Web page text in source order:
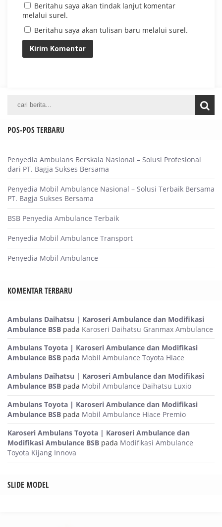
Beritahu saya akan tindak lanjut komentar
melalui surel.
Beritahu saya akan tulisan baru melalui surel.
POS-POS TERBARU
Penyedia Ambulans Berskala Nasional – Solusi Profesional
dari PT. Bagja Sukses Bersama
Penyedia Mobil Ambulance Nasional – Solusi Terbaik Bersama
PT. Bagja Sukses Bersama
BSB Penyedia Ambulance Terbaik
Penyedia Mobil Ambulance Transport
Penyedia Mobil Ambulance
KOMENTAR TERBARU
Ambulans Daihatsu | Karoseri Ambulance dan Modifikasi
Ambulance BSB pada Karoseri Daihatsu Granmax Ambulance
Ambulans Toyota | Karoseri Ambulance dan Modifikasi
Ambulance BSB pada Mobil Ambulance Toyota Hiace
Ambulans Daihatsu | Karoseri Ambulance dan Modifikasi
Ambulance BSB pada Mobil Ambulance Daihatsu Luxio
Ambulans Toyota | Karoseri Ambulance dan Modifikasi
Ambulance BSB pada Mobil Ambulance Hiace Premio
Karoseri Ambulans Toyota | Karoseri Ambulance dan
Modifikasi Ambulance BSB pada Modifikasi Ambulance
Toyota Kijang Innova
SLIDE MODEL